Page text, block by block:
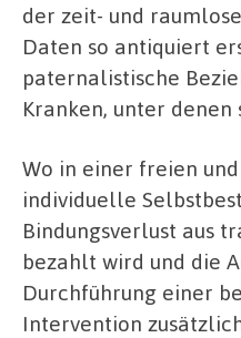
der zeit- und
Daten so antiquiert
paternalistische
Kranken, unter denen
Wo in einer freien
individuelle
Bindungsverlust aus
bezahlt wird und die
Durchführung einer
Intervention